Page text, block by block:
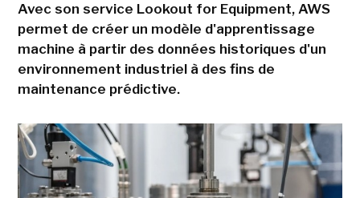
Avec son service Lookout for Equipment, AWS
permet de créer un modèle d'apprentissage
machine à partir des données historiques d'un
environnement industriel à des fins de
maintenance prédictive.